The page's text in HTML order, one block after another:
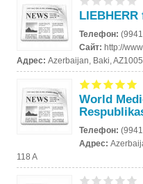
Телефон:
Сайт:http://
Адрес:Azerbaijan, Baki,
World
Телефон:
Адрес:
118 A